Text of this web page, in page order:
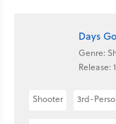
Days
Genre:
Release:
Shooter 3rd-